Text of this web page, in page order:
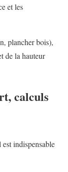
et les
plancher bois),
de la hauteur
calculs
indispensable